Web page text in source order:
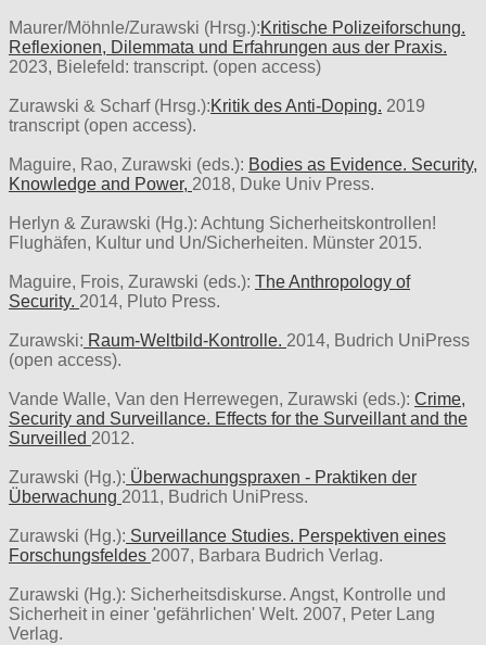
Maurer/Möhnle/Zurawski (Hrsg.):Kritische Polizeiforschung.
Reflexionen, Dilemmata und Erfahrungen aus der Praxis.
2023, Bielefeld: transcript. (open access)
Zurawski & Scharf (Hrsg.):Kritik des Anti-Doping. 2019
transcript (open access).
Maguire, Rao, Zurawski (eds.): Bodies as Evidence. Security,
Knowledge and Power, 2018, Duke Univ Press.
Herlyn & Zurawski (Hg.): Achtung Sicherheitskontrollen!
Flughäfen, Kultur und Un/Sicherheiten. Münster 2015.
Maguire, Frois, Zurawski (eds.): The Anthropology of
Security. 2014, Pluto Press.
Zurawski: Raum-Weltbild-Kontrolle. 2014, Budrich UniPress
(open access).
Vande Walle, Van den Herrewegen, Zurawski (eds.): Crime,
Security and Surveillance. Effects for the Surveillant and the
Surveilled 2012.
Zurawski (Hg.): Überwachungspraxen - Praktiken der
Überwachung 2011, Budrich UniPress.
Zurawski (Hg.): Surveillance Studies. Perspektiven eines
Forschungsfeldes 2007, Barbara Budrich Verlag.
Zurawski (Hg.): Sicherheitsdiskurse. Angst, Kontrolle und
Sicherheit in einer 'gefährlichen' Welt. 2007, Peter Lang
Verlag.